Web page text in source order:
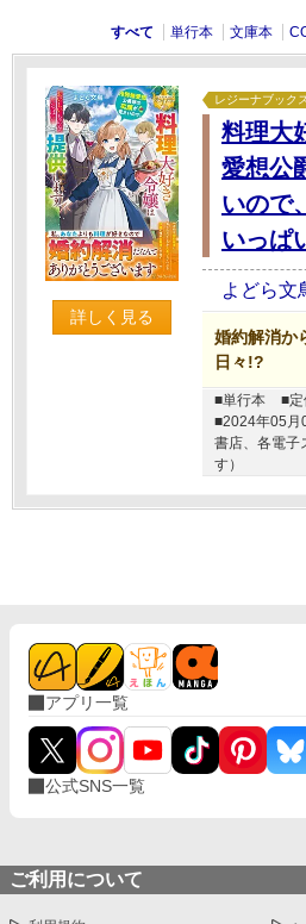
すべて 単行本 文庫本
詳しく見る
レジーナブックス
料理大
愛想公
いので
いっぱ
よどら文
婚約解消か
日々!?
■単行本
■定
■2024年05月
書店、各電子
す）
アプリ一覧
公式SNS一覧
ご利用について